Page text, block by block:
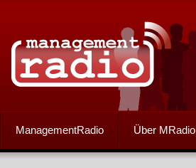
ManagementRadio Über MRadio